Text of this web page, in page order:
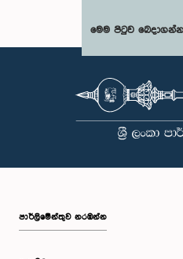
හමුවේ පෙනී සිටිනු ලැබූ අතර, එහිදී,
අවංකවම සමාව අයැද සිටින බව
සභාවල අධිකාරිය, ගෞරවය සහ
වැදගත්කම පිළිබඳව නිසි
වරප්‍රසාද පිළිබඳ කාරක සභාව සහ
සභාපතිවරයා විසින් ඒ පිළිබඳව නිසි
කී නිලධාරීන්ට සමාව ලබා දෙන ලෙස
ලදී. පාර්ලිමේන්තු කාරක සභා රැස්වීම්
සෑම අවස්ථාවකදීම ඉහළම මට්ටමින්
පාර්ලිමේන්තුවේ ගරුත්වය හා
මෙම පිටුව බෙදාගන්න
පාර්ලි‌මේන්තුව නරඹන්න